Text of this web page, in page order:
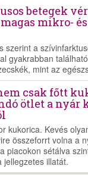
betegek
mikro-
szerint a
gyakrabban
mint az
csak főtt
ötlet a nyár
kukorica. Kevés
összeforrt volna a
piacokon sétálva
jellegzetes illatát.